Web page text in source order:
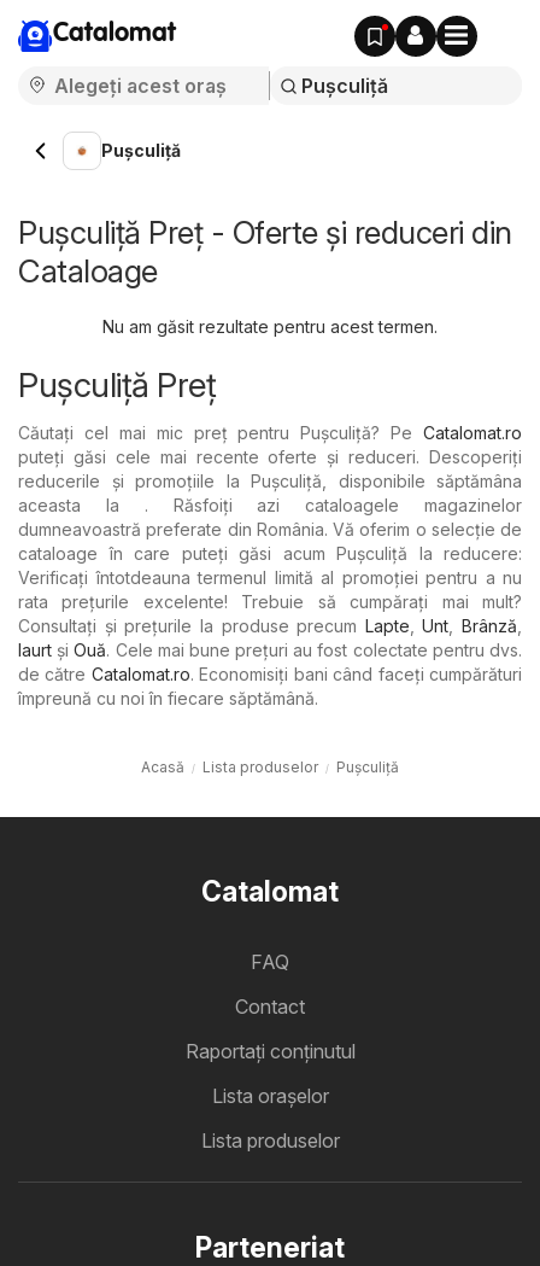
Catalomat
Pușculiță
Pușculiță Preț - Oferte și reduceri din
Cataloage
Nu am găsit rezultate pentru acest termen.
Pușculiță Preț
Căutați cel mai mic preț pentru Pușculiță? Pe Catalomat.ro
puteți găsi cele mai recente oferte și reduceri. Descoperiți
reducerile și promoțiile la Pușculiță, disponibile săptămâna
aceasta la . Răsfoiți azi cataloagele magazinelor
dumneavoastră preferate din România. Vă oferim o selecție de
cataloage în care puteți găsi acum Pușculiță la reducere:
Verificați întotdeauna termenul limită al promoției pentru a nu
rata prețurile excelente! Trebuie să cumpărați mai mult?
Consultați și prețurile la produse precum Lapte ,Unt Brânză
Iaurt şiOuă. Cele mai bune prețuri au fost colectate pentru dvs.
de către Catalomat.ro. Economisiți bani când faceți cumpărături
împreună cu noi în fiecare săptămână.
Acasă Lista produselor Pușculiță
Catalomat
FAQ
Contact
Raportați conținutul
Lista oraşelor
Lista produselor
Parteneriat